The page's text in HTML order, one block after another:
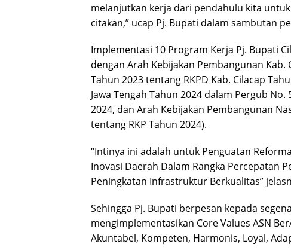
melanjutkan kerja dari pendahulu kita
citakan,” ucap Pj. Bupati dalam sambutan
Implementasi 10 Program Kerja Pj. Bupati
dengan Arah Kebijakan Pembangunan
Tahun 2023 tentang RKPD Kab. Cilacap
Jawa Tengah Tahun 2024 dalam Pergub
2024, dan Arah Kebijakan Pembangunan
tentang RKP Tahun 2024).
“Intinya ini adalah untuk Penguatan
Inovasi Daerah Dalam Rangka Percepatan
Peningkatan Infrastruktur Berkualitas”
Sehingga Pj. Bupati berpesan kepada
mengimplementasikan Core Values ASN
Akuntabel, Kompeten, Harmonis, Loyal,